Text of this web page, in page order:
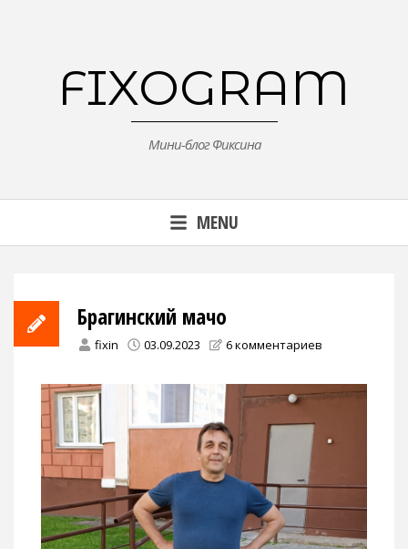
FIXOGRAM
Мини-блог Фиксина
MENU
Брагинский мачо
fixin 03.09.2023 6 комментариев